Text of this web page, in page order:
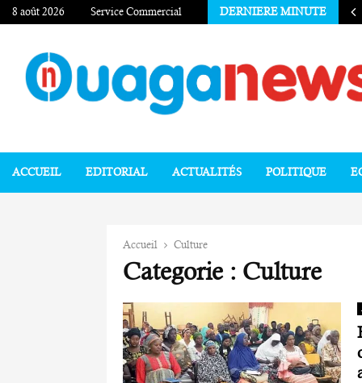
8 août 2026 Service Commercial DERNIERE MINUTE
ACCUEIL EDITORIAL ACTUALITÉS POLITIQUE
Accueil Culture
Categorie : Culture